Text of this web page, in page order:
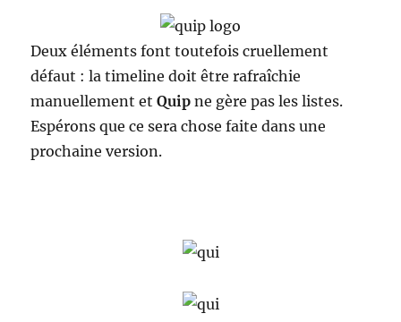
Deux éléments font toutefois cruellement
défaut : la timeline doit être rafraîchie
manuellement etQuip ne gère pas les listes.
Espérons que ce sera chose faite dans une
prochaine version.